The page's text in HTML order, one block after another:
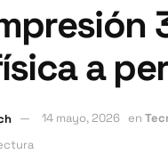
a
14 mayo, 2026 en